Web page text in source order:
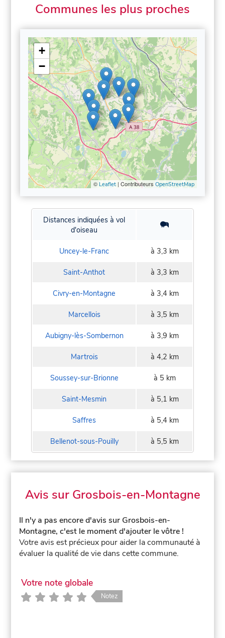
Communes les plus proches
+
−
© Leaflet| Contributeurs OpenStreetMap
Distances indiquées à vol
d'oiseau
Uncey-le-Franc à 3,3 km
Saint-Anthot à 3,3 km
Civry-en-Montagne à 3,4 km
Marcellois à 3,5 km
Aubigny-lès-Sombernon à 3,9 km
Martrois à 4,2 km
Soussey-sur-Brionne à 5 km
Saint-Mesmin à 5,1 km
Saffres à 5,4 km
Bellenot-sous-Pouilly à 5,5 km
Avis sur Grosbois-en-Montagne
Il n'y a pas encore d'avis sur Grosbois-en-
Montagne, c'est le moment d'ajouter le vôtre !
Votre avis est précieux pour aider la communauté à
évaluer la qualité de vie dans cette commune.
Votre note globale
Notez